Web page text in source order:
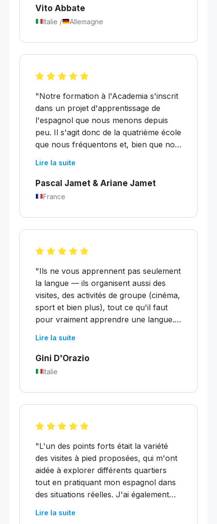
connaissances des temps du passé,
ainsi que du futur et du conditionnel.
mon expression et ma
compréhension."
Vito Abbate
Italie / Allemagne
"Notre formation à l'Academia s'inscrit
dans un projet d'apprentissage de
l'espagnol que nous menons depuis
peu. Il s'agit donc de la quatrième école
que nous fréquentons et, bien que nos
l'Academia Buenos Aires est la
meilleure. Très bons professeurs
remplaçants, matériel pédagogique
culturels et politiques de la partie
culturelle du cours ont été gérés avec
Lire la suite
Pascal Jamet & Ariane Jamet
France
"Ils ne vous apprennent pas seulement
la langue — ils organisent aussi des
visites, des activités de groupe (cinéma,
sport et bien plus), tout ce qu'il faut
pour vraiment apprendre une langue. Il
comme ça, qui enseignent si bien la
langue et qui, en plus, vous font vous
sentir comme chez vous, toujours
besoin. Ce fut une très bonne
expérience que je renouvellerai
Lire la suite
Gini D'Orazio
Italie
"L'un des points forts était la variété
des visites à pied proposées, qui m'ont
aidée à explorer différents quartiers
tout en pratiquant mon espagnol dans
des situations réelles. J'ai également
qui étaient une façon agréable de
Lire la suite